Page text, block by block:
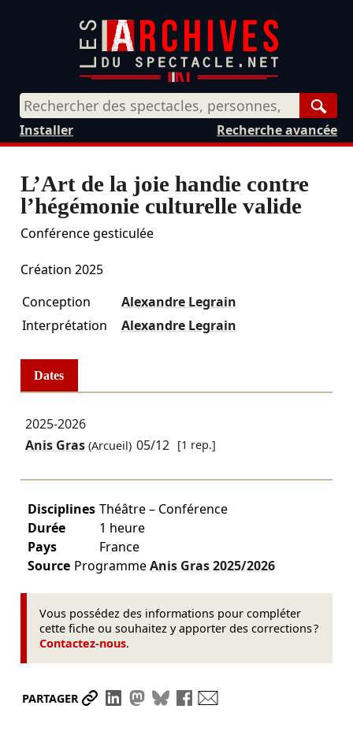
Recherche avancée
Installer
L’Art de la joie handie contre
l’hégémonie culturelle valide
Conférence gesticulée
Création 2025
Conception
Alexandre Legrain
Interprétation
Alexandre Legrain
Dates
2025-2026
Anis Gras(Arcueil) 05/12 [1 rep.]
Disciplines Théâtre – Conférence
Durée
1 heure
Pays
France
Source ProgrammeAnis Gras2025/2026
Vous possédez des informations pour compléter
cette fiche ou souhaitez y apporter des corrections ?
Contactez-nous.
PARTAGER Partager le lien
Partager sur LinkedIn
Partager sur Mastodon
Partager sur Bluesky
Partager sur Facebook